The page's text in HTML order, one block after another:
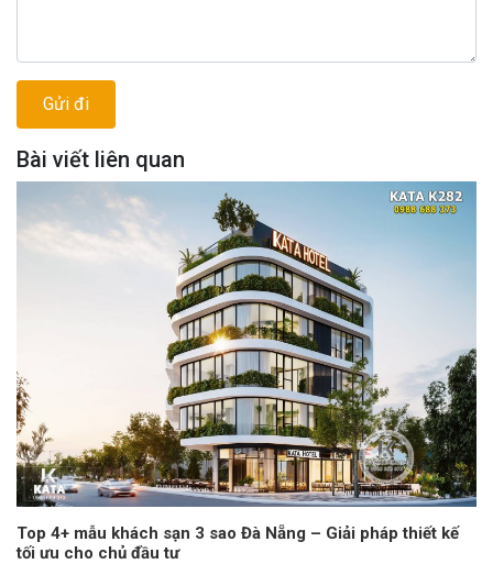
Bài viết liên quan
Top 4+ mẫu khách sạn 3 sao Đà Nẵng – Giải pháp thiết kế
tối ưu cho chủ đầu tư